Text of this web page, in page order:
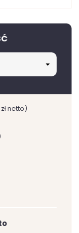
netto)